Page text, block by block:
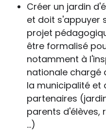
Créer un jardin
et doit s'appuyer
projet
être formalisé
notamment à
nationale chargé
la municipalité et
partenaires
parents d'élèves,
…)